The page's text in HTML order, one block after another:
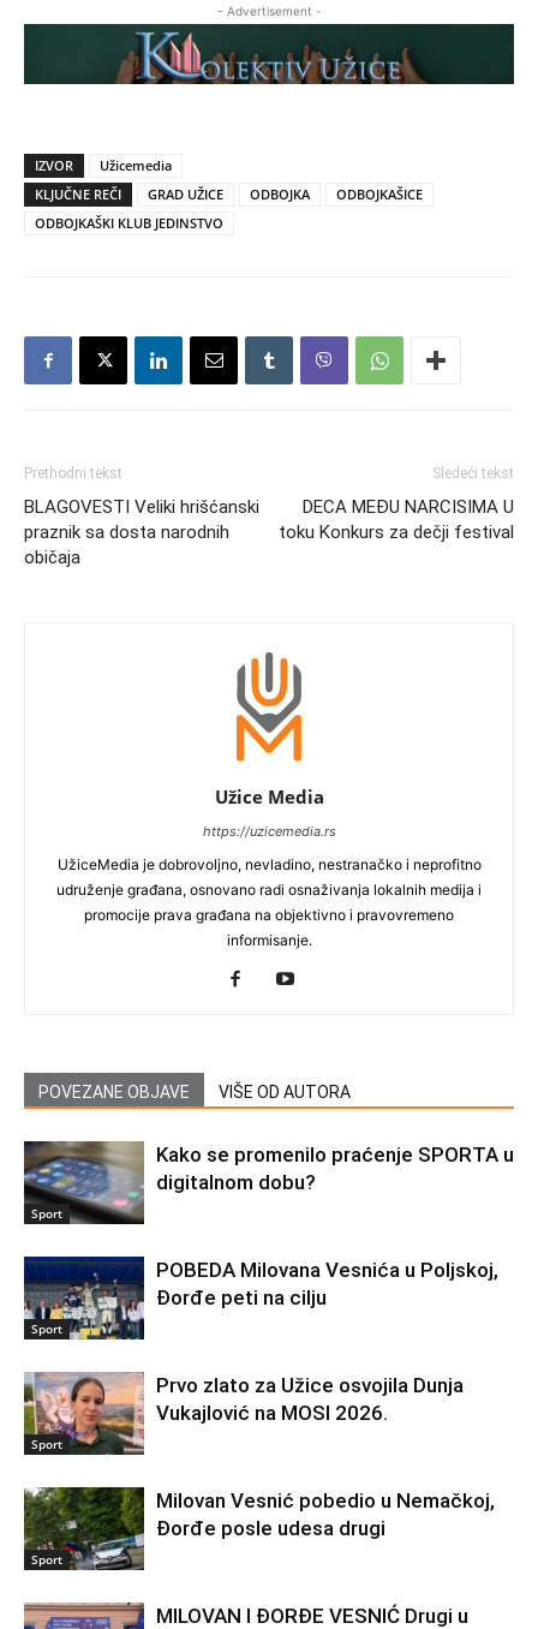
- Advertisement -
IZVOR
Užicemedia
KLJUČNE REČI
GRAD UŽICE ODBOJKA
ODBOJKAŠICE
ODBOJKAŠKI KLUB JEDINSTVO
Prethodni tekst
BLAGOVESTI Veliki hrišćanski
praznik sa dosta narodnih
običaja
Sledeći tekst
DECA MEĐU NARCISIMA U
toku Konkurs za dečji festival
Užice Media
https://uzicemedia.rs
UžiceMedia je dobrovoljno, nevladino, nestranačko i neprofitno
udruženje građana, osnovano radi osnaživanja lokalnih medija i
promocije prava građana na objektivno i pravovremeno
informisanje.
POVEZANE OBJAVE VIŠE OD AUTORA
Sport
Kako se promenilo praćenje SPORTA u
digitalnom dobu?
Sport
POBEDA Milovana Vesnića u Poljskoj,
Đorđe peti na cilju
Sport
Prvo zlato za Užice osvojila Dunja
Vukajlović na MOSI 2026.
Sport
Milovan Vesnić pobedio u Nemačkoj,
Đorđe posle udesa drugi
MILOVAN I ĐORĐE VESNIĆ Drugi u